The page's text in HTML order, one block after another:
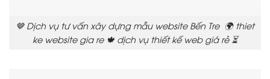
🤎 Dịch vụ tư vấn xây dựng mẫu website Bến Tre 🌍 thiet
ke website gia re 🍁 dịch vụ thiết kế web giá rẻ ⏳